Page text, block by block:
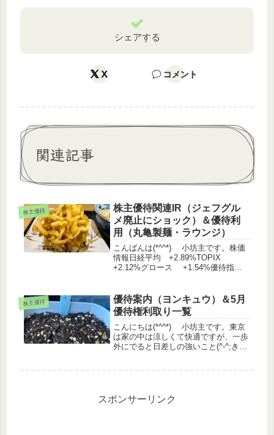
シェアする
X コメント
関連記事
株主優待
株主優待関連IR（ジェフグル
メ廃止にショック）＆優待利
用（丸亀製麺・ラウンジ）
こんばんは(*^^*) 小坊主です。株価
情報日経平均 +2.89%TOPIX
+2.12%グロース +1.54%優待指
び株式分割に伴う定款の一部変更並び
に株主優...
株主優待
優待案内（ヨンキュウ）＆5月
優待権利取り一覧
こんにちは(*^^*) 小坊主です。東京
は家の中は涼しくて快適ですが、一歩
外にでると日差しの強いこと(^-^;きゅ
スポンサーリンク